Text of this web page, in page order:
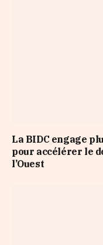
La BIDC engage
pour accélérer le
l’Ouest